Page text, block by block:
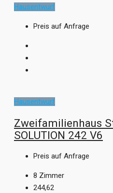
Hausentwurf
Preis auf Anfrage
Hausentwurf
Zweifamilienhaus
SOLUTION 242 V6
Preis auf Anfrage
8 Zimmer
244,62